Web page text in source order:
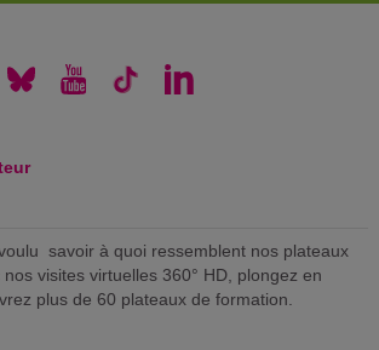
savoir à quoi ressemblent nos plateaux
visites virtuelles 360° HD, plongez en
plus de 60 plateaux de formation.